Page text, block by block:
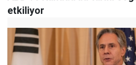
etkiliyor